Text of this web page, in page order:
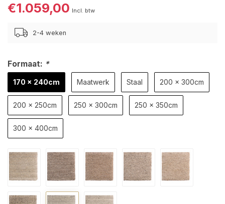
€1.059,00 Incl. btw
2-4 weken
Formaat: *
170 x 240cm Maatwerk Staal 200 x 300cm
200 x 250cm 250 x 300cm 250 x 350cm
300 x 400cm